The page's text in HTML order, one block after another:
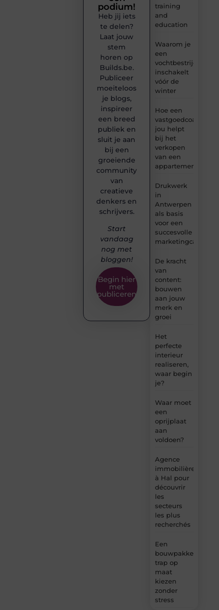
training
and
education
Waarom je
een
inschakelt
vóór de
winter
Hoe een
vastgoedcoach
jou helpt
bij het
verkopen
van een
appartement
Drukwerk
in
Antwerpen
als basis
voor een
succesvolle
De kracht
van
content:
bouwen
aan jouw
merk en
groei
Het
perfecte
interieur
realiseren,
waar begin
je?
Waar moet
een
oprijplaat
aan
voldoen?
Agence
immobilière
à Hal pour
découvrir
les
secteurs
les plus
recherchés
Een
bouwpakket
trap op
maat
kiezen
zonder
stress
podium!
Heb jij iets
te delen?
Laat jouw
stem
horen op
Builds.be.
Publiceer
moeiteloos
je blogs,
inspireer
een breed
publiek en
sluit je aan
bij een
groeiende
community
van
creatieve
denkers en
schrijvers.
Start
vandaag
nog met
bloggen!
Begin hier
met
publiceren